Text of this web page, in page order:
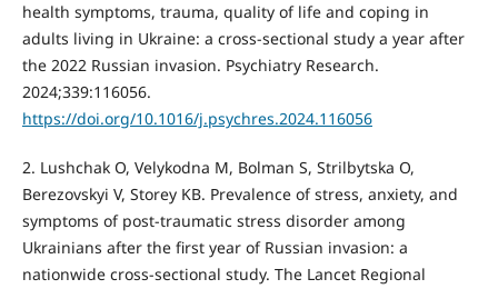
health symptoms, trauma, quality of life and coping in
adults living in Ukraine: a cross-sectional study a year after
the 2022 Russian invasion. Psychiatry Research.
2024;339:116056.
https://doi.org/10.1016/j.psychres.2024.116056
2. Lushchak O, Velykodna M, Bolman S, Strilbytska O,
Berezovskyi V, Storey KB. Prevalence of stress, anxiety, and
symptoms of post-traumatic stress disorder among
Ukrainians after the first year of Russian invasion: a
nationwide cross-sectional study. The Lancet Regional